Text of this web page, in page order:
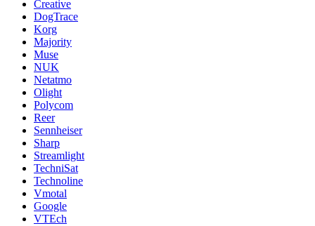
Creative
DogTrace
Korg
Majority
Muse
NUK
Netatmo
Olight
Polycom
Reer
Sennheiser
Sharp
Streamlight
TechniSat
Technoline
Vmotal
Google
VTEch